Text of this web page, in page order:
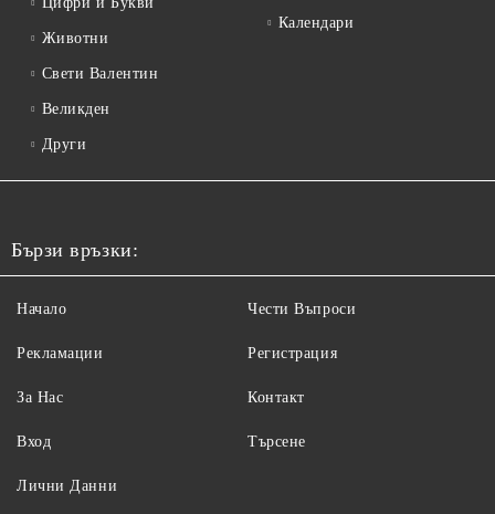
Животни
Свети Валентин
Великден
Други
Календари
Бързи връзки:
Начало
Рекламации
За Нас
Вход
Чести Въпроси
Регистрация
Контакт
Търсене
Лични Данни